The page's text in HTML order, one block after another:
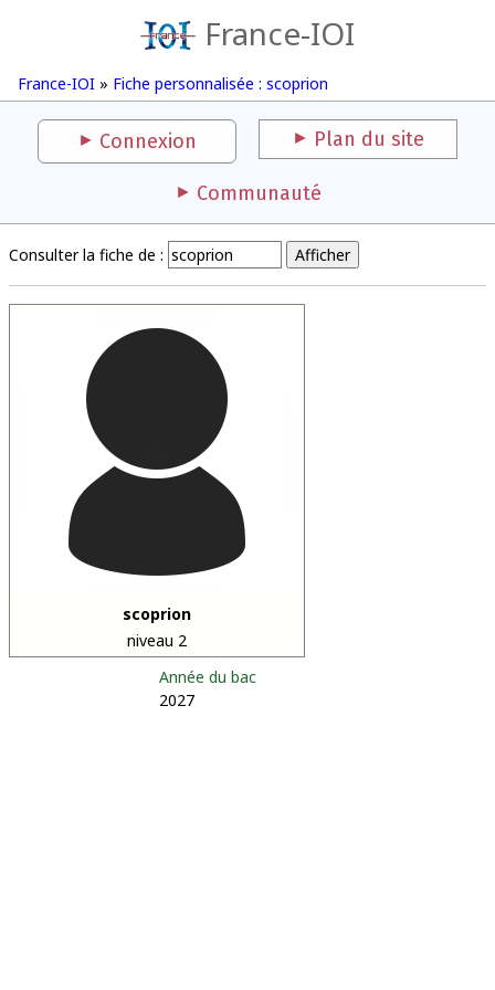
France-IOI
France-IOI » Fiche personnalisée : scoprion
Connexion Plan du site
Communauté
Consulter la fiche de :
scoprion
niveau 2
Année du bac
2027